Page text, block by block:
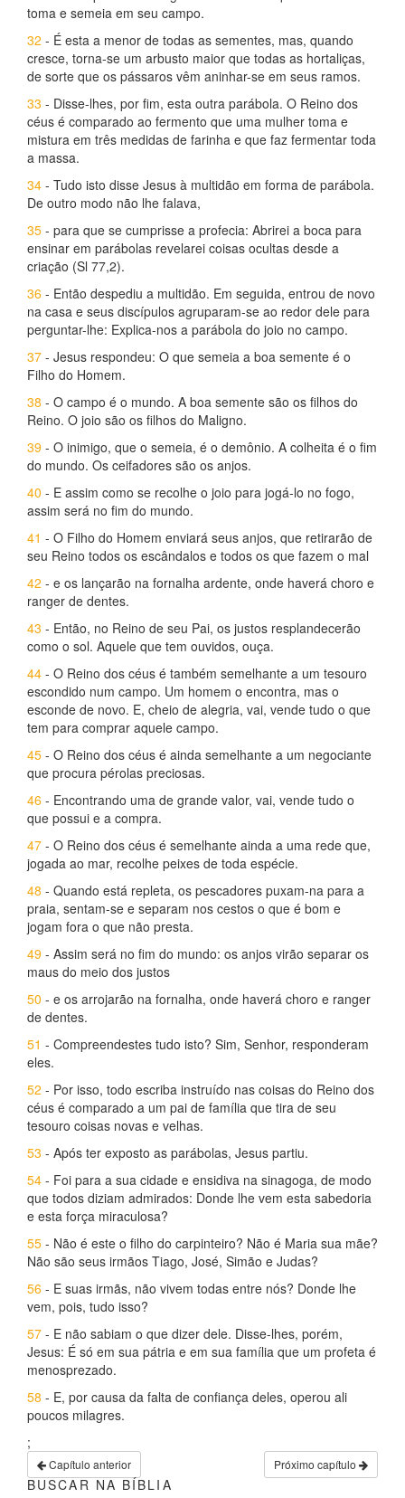
toma e semeia em seu campo.
32 - É esta a menor de todas as sementes, mas, quando
cresce, torna-se um arbusto maior que todas as hortaliças,
de sorte que os pássaros vêm aninhar-se em seus ramos.
33 - Disse-lhes, por fim, esta outra parábola. O Reino dos
céus é comparado ao fermento que uma mulher toma e
mistura em três medidas de farinha e que faz fermentar toda
a massa.
34 - Tudo isto disse Jesus à multidão em forma de parábola.
De outro modo não lhe falava,
35 - para que se cumprisse a profecia: Abrirei a boca para
ensinar em parábolas revelarei coisas ocultas desde a
criação (Sl 77,2).
36 - Então despediu a multidão. Em seguida, entrou de novo
na casa e seus discípulos agruparam-se ao redor dele para
perguntar-lhe: Explica-nos a parábola do joio no campo.
37 - Jesus respondeu: O que semeia a boa semente é o
Filho do Homem.
38 - O campo é o mundo. A boa semente são os filhos do
Reino. O joio são os filhos do Maligno.
39 - O inimigo, que o semeia, é o demônio. A colheita é o fim
do mundo. Os ceifadores são os anjos.
40 - E assim como se recolhe o joio para jogá-lo no fogo,
assim será no fim do mundo.
41 - O Filho do Homem enviará seus anjos, que retirarão de
seu Reino todos os escândalos e todos os que fazem o mal
42 - e os lançarão na fornalha ardente, onde haverá choro e
ranger de dentes.
43 - Então, no Reino de seu Pai, os justos resplandecerão
como o sol. Aquele que tem ouvidos, ouça.
44 - O Reino dos céus é também semelhante a um tesouro
escondido num campo. Um homem o encontra, mas o
esconde de novo. E, cheio de alegria, vai, vende tudo o que
tem para comprar aquele campo.
45 - O Reino dos céus é ainda semelhante a um negociante
que procura pérolas preciosas.
46 - Encontrando uma de grande valor, vai, vende tudo o
que possui e a compra.
47 - O Reino dos céus é semelhante ainda a uma rede que,
jogada ao mar, recolhe peixes de toda espécie.
48 - Quando está repleta, os pescadores puxam-na para a
praia, sentam-se e separam nos cestos o que é bom e
jogam fora o que não presta.
49 - Assim será no fim do mundo: os anjos virão separar os
maus do meio dos justos
50 - e os arrojarão na fornalha, onde haverá choro e ranger
de dentes.
51 - Compreendestes tudo isto? Sim, Senhor, responderam
eles.
52 - Por isso, todo escriba instruído nas coisas do Reino dos
céus é comparado a um pai de família que tira de seu
tesouro coisas novas e velhas.
53 - Após ter exposto as parábolas, Jesus partiu.
54 - Foi para a sua cidade e ensidiva na sinagoga, de modo
que todos diziam admirados: Donde lhe vem esta sabedoria
e esta força miraculosa?
55 - Não é este o filho do carpinteiro? Não é Maria sua mãe?
Não são seus irmãos Tiago, José, Simão e Judas?
56 - E suas irmãs, não vivem todas entre nós? Donde lhe
vem, pois, tudo isso?
57 - E não sabiam o que dizer dele. Disse-lhes, porém,
Jesus: É só em sua pátria e em sua família que um profeta é
menosprezado.
58 - E, por causa da falta de confiança deles, operou ali
poucos milagres.
;
Capítulo anterior Próximo capítulo
BUSCAR NA BÍBLIA